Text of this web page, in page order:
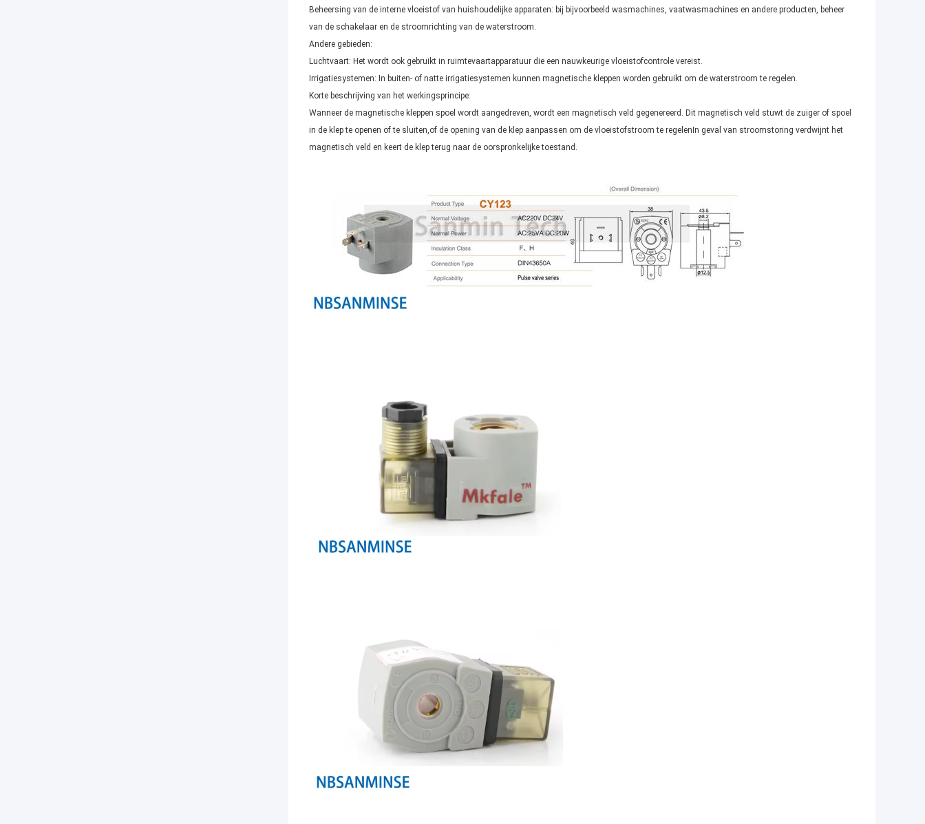
Beheersing van de interne vloeistof van huishoudelijke apparaten: bij bijvoorbeeld wasmachines, vaatwasmachines en andere producten, beheer
van de schakelaar en de stroomrichting van de waterstroom.
Andere gebieden:
Luchtvaart: Het wordt ook gebruikt in ruimtevaartapparatuur die een nauwkeurige vloeistofcontrole vereist.
Irrigatiesystemen: In buiten- of natte irrigatiesystemen kunnen magnetische kleppen worden gebruikt om de waterstroom te regelen.
Korte beschrijving van het werkingsprincipe:
Wanneer de magnetische kleppen spoel wordt aangedreven, wordt een magnetisch veld gegenereerd. Dit magnetisch veld stuwt de zuiger of spoel
in de klep te openen of te sluiten,of de opening van de klep aanpassen om de vloeistofstroom te regelenIn geval van stroomstoring verdwijnt het
magnetisch veld en keert de klep terug naar de oorspronkelijke toestand.